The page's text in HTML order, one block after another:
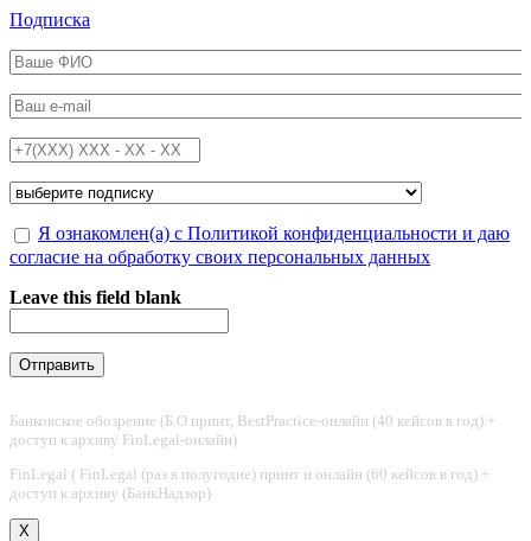
Перейти к основному содержанию
Подписка
ФИО*
Email*
Телефон*
Подписка на*
Обработка персональных данных*
Я ознакомлен(а) с Политикой конфиденциальности и даю
согласие на обработку своих персональных данных
Leave this field blank
Банковское обозрение (Б.О принт, BestPractice-онлайн (40 кейсов в год) +
доступ к архиву FinLegal-онлайн)
FinLegal ( FinLegal (раз в полугодие) принт и онлайн (60 кейсов в год) +
доступ к архиву (БанкНадзор)
X